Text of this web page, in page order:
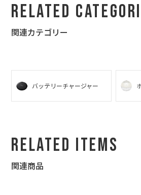
次の記念日には何にしようか今から悩んで
Related
関連カテゴリー
バッテリーチャージャー
Related Items
関連商品